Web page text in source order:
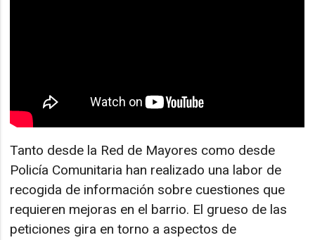
Tanto desde la Red de Mayores como desde
Policía Comunitaria han realizado una labor de
recogida de información sobre cuestiones que
requieren mejoras en el barrio. El grueso de las
peticiones gira en torno a aspectos de